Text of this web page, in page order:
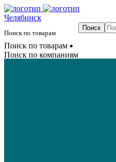
Челябинск
Поиск по товарам
Поиск по товарам
Поиск по компаниям